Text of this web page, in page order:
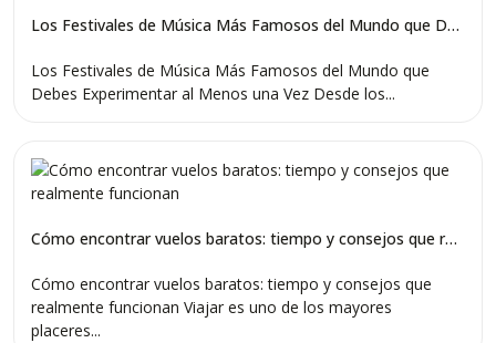
Los Festivales de Música Más Famosos del Mundo que Debes Experimentar al Menos una Vez
Los Festivales de Música Más Famosos del Mundo que
Debes Experimentar al Menos una Vez Desde los...
Cómo encontrar vuelos baratos: tiempo y consejos que realmente funcionan
Cómo encontrar vuelos baratos: tiempo y consejos que
realmente funcionan Viajar es uno de los mayores
placeres...